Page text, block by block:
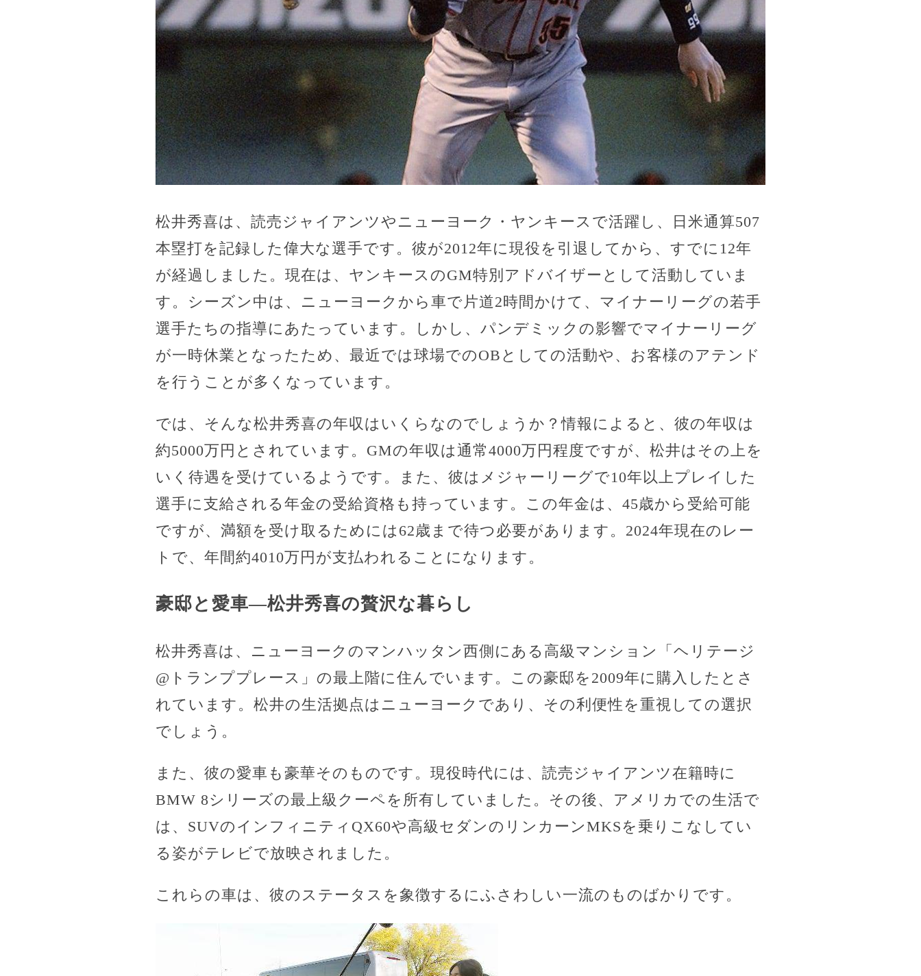
松井秀喜は、読売ジャイアンツやニューヨーク・ヤンキースで活躍し、日米通算507
本塁打を記録した偉大な選手です。彼が2012年に現役を引退してから、すでに12年
が経過しました。現在は、ヤンキースのGM特別アドバイザーとして活動していま
す。シーズン中は、ニューヨークから車で片道2時間かけて、マイナーリーグの若手
選手たちの指導にあたっています。しかし、パンデミックの影響でマイナーリーグ
が一時休業となったため、最近では球場でのOBとしての活動や、お客様のアテンド
を行うことが多くなっています。
では、そんな松井秀喜の年収はいくらなのでしょうか？情報によると、彼の年収は
約5000万円とされています。GMの年収は通常4000万円程度ですが、松井はその上を
いく待遇を受けているようです。また、彼はメジャーリーグで10年以上プレイした
選手に支給される年金の受給資格も持っています。この年金は、45歳から受給可能
ですが、満額を受け取るためには62歳まで待つ必要があります。2024年現在のレー
トで、年間約4010万円が支払われることになります。
豪邸と愛車—松井秀喜の贅沢な暮らし
松井秀喜は、ニューヨークのマンハッタン西側にある高級マンション「ヘリテージ
@トランププレース」の最上階に住んでいます。この豪邸を2009年に購入したとさ
れています。松井の生活拠点はニューヨークであり、その利便性を重視しての選択
でしょう。
また、彼の愛車も豪華そのものです。現役時代には、読売ジャイアンツ在籍時に
BMW 8シリーズの最上級クーペを所有していました。その後、アメリカでの生活で
は、SUVのインフィニティQX60や高級セダンのリンカーンMKSを乗りこなしてい
る姿がテレビで放映されました。
これらの車は、彼のステータスを象徴するにふさわしい一流のものばかりです。